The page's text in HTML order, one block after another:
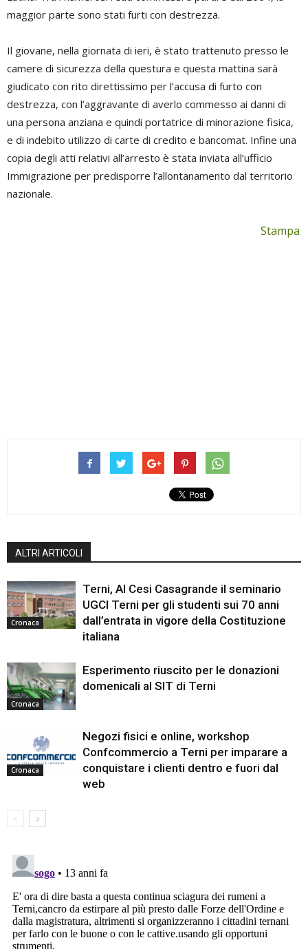
maggior parte sono stati furti con destrezza.
Il giovane, nella giornata di ieri, è stato trattenuto presso le
camere di sicurezza della questura e questa mattina sarà
giudicato con rito direttissimo per l’accusa di furto con
destrezza, con l’aggravante di averlo commesso ai danni di
una persona anziana e quindi portatrice di minorazione fisica,
e di indebito utilizzo di carte di credito e bancomat. Infine una
copia degli atti relativi all’arresto è stata inviata all’ufficio
Immigrazione per predisporre l’allontanamento dal territorio
nazionale.
Stampa
ALTRI ARTICOLI
Cronaca
Terni, Al Cesi Casagrande il seminario
UGCI Terni per gli studenti sui 70 anni
dall’entrata in vigore della Costituzione
italiana
Cronaca
Esperimento riuscito per le donazioni
domenicali al SIT di Terni
Cronaca
Negozi fisici e online, workshop
Confcommercio a Terni per imparare a
conquistare i clienti dentro e fuori dal
web